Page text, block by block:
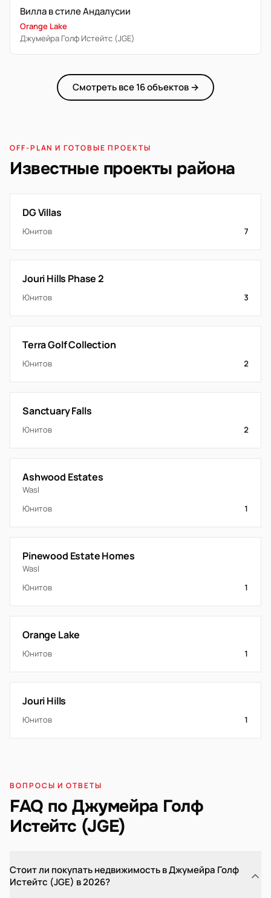
Вилла в стиле Андалусии
Orange Lake
Джумейра Голф Истейтс (JGE)
Смотреть все 16 объектов →
OFF-PLAN И ГОТОВЫЕ ПРОЕКТЫ
Известные проекты района
DG Villas
Юнитов 7
Jouri Hills Phase 2
Юнитов 3
Terra Golf Collection
Юнитов 2
Sanctuary Falls
Юнитов 2
Ashwood Estates
Wasl
Юнитов
1
Pinewood Estate Homes
Wasl
Юнитов
1
Orange Lake
Юнитов 1
Jouri Hills
Юнитов 1
ВОПРОСЫ И ОТВЕТЫ
FAQ по Джумейра Голф
Истейтс (JGE)
Стоит ли покупать недвижимость в Джумейра Голф
Истейтс (JGE) в 2026?